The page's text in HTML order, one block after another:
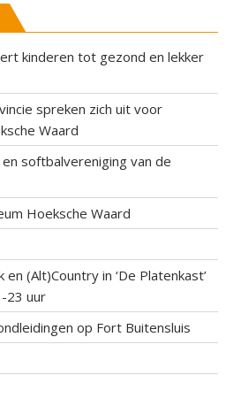
kinderen tot gezond en lekker
spreken zich uit voor
Waard
softbalvereniging van de
Hoeksche Waard
en (Alt)Country in ‘De Platenkast’
23 uur
op Fort Buitensluis